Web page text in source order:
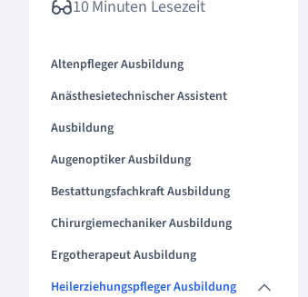
10 Minuten Lesezeit
Altenpfleger Ausbildung
Anästhesietechnischer Assistent
Ausbildung
Augenoptiker Ausbildung
Bestattungsfachkraft Ausbildung
Chirurgiemechaniker Ausbildung
Ergotherapeut Ausbildung
Heilerziehungspfleger Ausbildung